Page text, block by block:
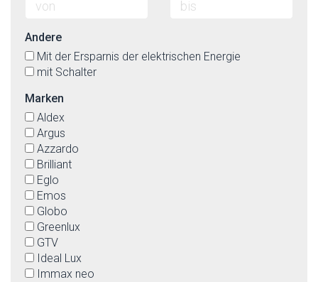
Andere
Mit der Ersparnis der elektrischen Energie
mit Schalter
Marken
Aldex
Argus
Azzardo
Brilliant
Eglo
Emos
Globo
Greenlux
GTV
Ideal Lux
Immax neo